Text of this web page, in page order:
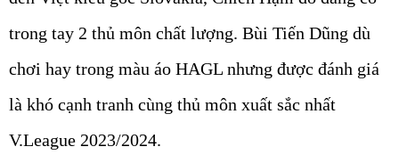
trong tay 2 thủ môn chất lượng. Bùi Tiến Dũng dù
chơi hay trong màu áo HAGL nhưng được đánh giá
là khó cạnh tranh cùng thủ môn xuất sắc nhất
V.League 2023/2024.